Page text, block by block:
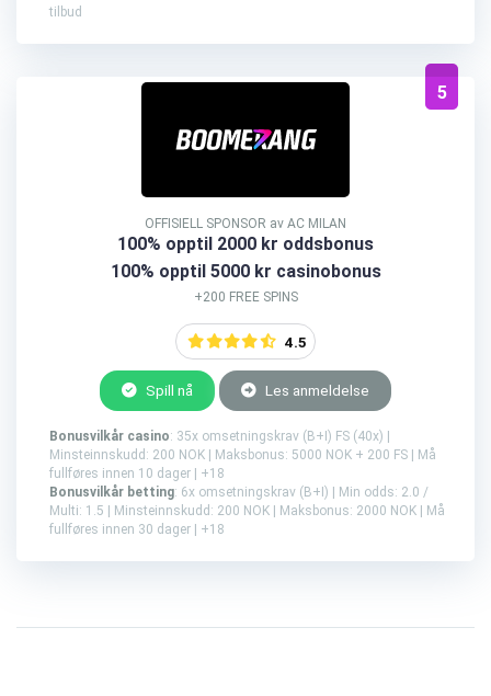
tilbud
5
OFFISIELL SPONSOR av AC MILAN
100% opptil 2000 kr oddsbonus
100% opptil 5000 kr casinobonus
+200 FREE SPINS
4.5
Spill nå Les anmeldelse
Bonusvilkår casino: 35x omsetningskrav (B+I) FS (40x) |
Minsteinnskudd: 200 NOK | Maksbonus: 5000 NOK + 200 FS | Må
fullføres innen 10 dager | +18
Bonusvilkår betting: 6x omsetningskrav (B+I) | Min odds: 2.0 /
Multi: 1.5 | Minsteinnskudd: 200 NOK | Maksbonus: 2000 NOK | Må
fullføres innen 30 dager | +18